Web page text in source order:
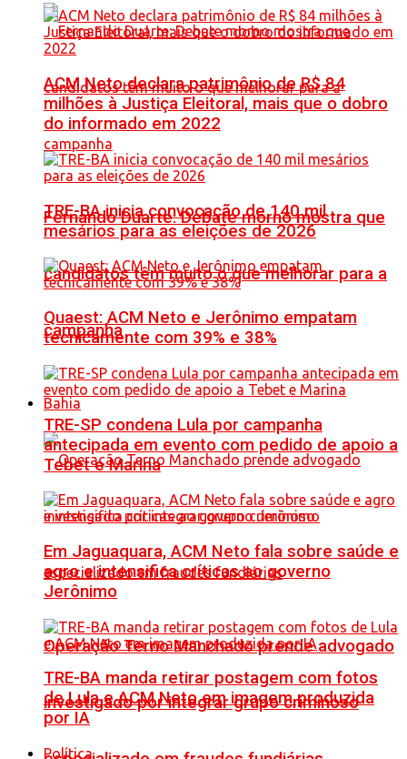
Fernando Duarte: Debate morno mostra que
candidatos têm muito o que melhorar para a
campanha
Bahia
Operação Terno Manchado prende advogado
investigado por integrar grupo criminoso
ACM Neto declara patrimônio de R$ 84
milhões à Justiça Eleitoral, mais que o dobro
do informado em 2022
TRE-BA inicia convocação de 140 mil
mesários para as eleições de 2026
Quaest: ACM Neto e Jerônimo empatam
tecnicamente com 39% e 38%
TRE-SP condena Lula por campanha
antecipada em evento com pedido de apoio a
Tebet e Marina
Em Jaguaquara, ACM Neto fala sobre saúde e
agro e intensifica críticas ao governo
Jerônimo
TRE-BA manda retirar postagem com fotos
de Lula e ACM Neto em imagem produzida
por IA
Política